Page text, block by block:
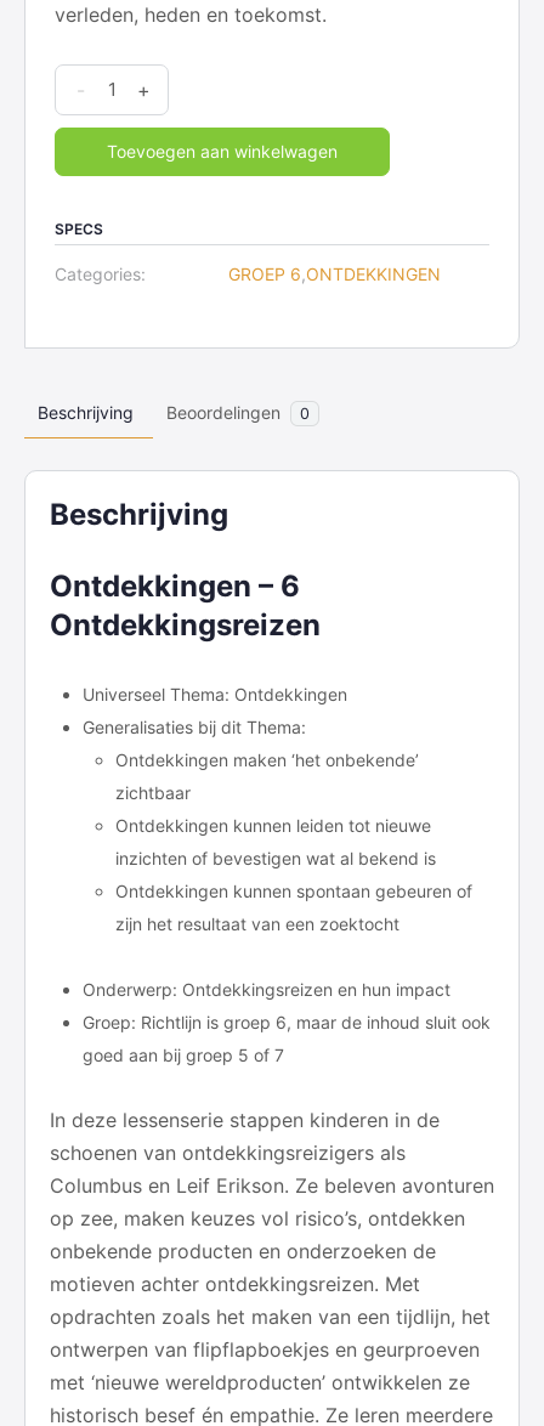
verleden, heden en toekomst.
Ontdekkingen
-
Ontdekkingsreizen
- +
Toevoegen aan winkelwagen
SPECS
Categories: GROEP 6,ONTDEKKINGEN
Beschrijving Beoordelingen 0
Beschrijving
Ontdekkingen – 6
Ontdekkingsreizen
Universeel Thema: Ontdekkingen
Generalisaties bij dit Thema:
Ontdekkingen maken ‘het onbekende’
zichtbaar
Ontdekkingen kunnen leiden tot nieuwe
inzichten of bevestigen wat al bekend is
Ontdekkingen kunnen spontaan gebeuren of
zijn het resultaat van een zoektocht
Onderwerp: Ontdekkingsreizen en hun impact
Groep: Richtlijn is groep 6, maar de inhoud sluit ook
goed aan bij groep 5 of 7
In deze lessenserie stappen kinderen in de
schoenen van ontdekkingsreizigers als
Columbus en Leif Erikson. Ze beleven avonturen
op zee, maken keuzes vol risico’s, ontdekken
onbekende producten en onderzoeken de
motieven achter ontdekkingsreizen. Met
opdrachten zoals het maken van een tijdlijn, het
ontwerpen van flipflapboekjes en geurproeven
met ‘nieuwe wereldproducten’ ontwikkelen ze
historisch besef én empathie. Ze leren meerdere